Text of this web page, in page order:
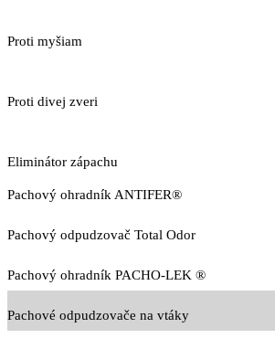
Proti myšiam
Proti divej zveri
Eliminátor zápachu
Pachový ohradník ANTIFER®
Pachový odpudzovač Total Odor
Pachový ohradník PACHO-LEK ®
Pachové odpudzovače na vtáky